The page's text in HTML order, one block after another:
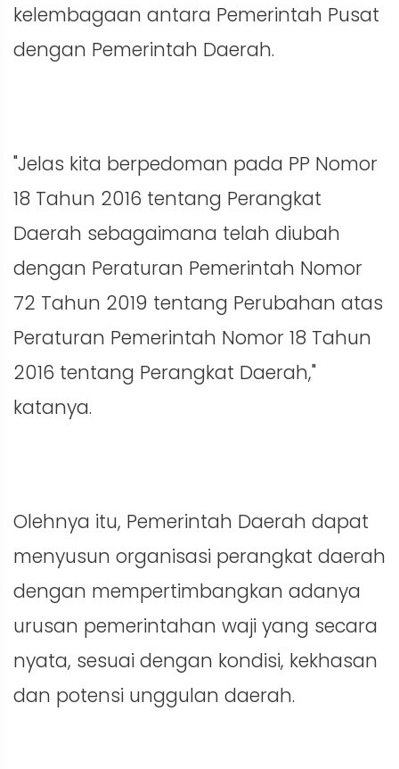
kelembagaan antara Pemerintah Pusat
dengan Pemerintah Daerah.
"Jelas kita berpedoman pada PP Nomor
18 Tahun 2016 tentang Perangkat
Daerah sebagaimana telah diubah
dengan Peraturan Pemerintah Nomor
72 Tahun 2019 tentang Perubahan atas
Peraturan Pemerintah Nomor 18 Tahun
2016 tentang Perangkat Daerah,"
katanya.
Olehnya itu, Pemerintah Daerah dapat
menyusun organisasi perangkat daerah
dengan mempertimbangkan adanya
urusan pemerintahan waji yang secara
nyata, sesuai dengan kondisi, kekhasan
dan potensi unggulan daerah.